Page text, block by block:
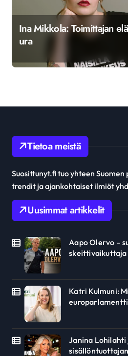
Ina Mikkola: Toimittajan
ura
Tietoa meistä
Suosittunyt.fi tuo yhteen
trendit ja ajankohtaiset ilmiöt
Uusimmat artikkelit
Aapo Olervo –
skeittivaikuttaja
Katri Kulmuni:
Janina Lohilahti